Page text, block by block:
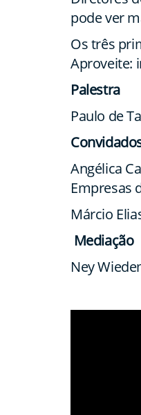
pode ver
Os três
Aproveite:
Palestra
Paulo de
Angélica
Empresas
Márcio
Mediação
Ney